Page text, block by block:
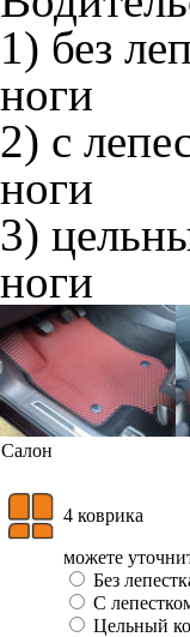
1) без
ноги
2) с
ноги
3)
ноги
Салон
4 коврика
можете
Без
С
Цельный